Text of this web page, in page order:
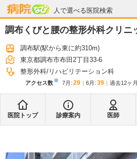
人で選べる医院検索
病院なび
調布くびと腰の整形外科クリニ
調布駅(駅から東に約310m)
東京都調布市布田2丁目33-6
整形外科 リハビリテーション科
アクセス数※ 7月 : 29 6月 : 39 過去12ヶ
医院トップ 診療案内 医師